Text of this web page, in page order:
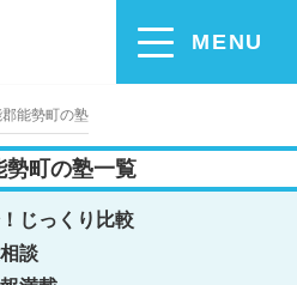
MENU
能勢町の塾
勢町の塾一覧
じっくり比較
談